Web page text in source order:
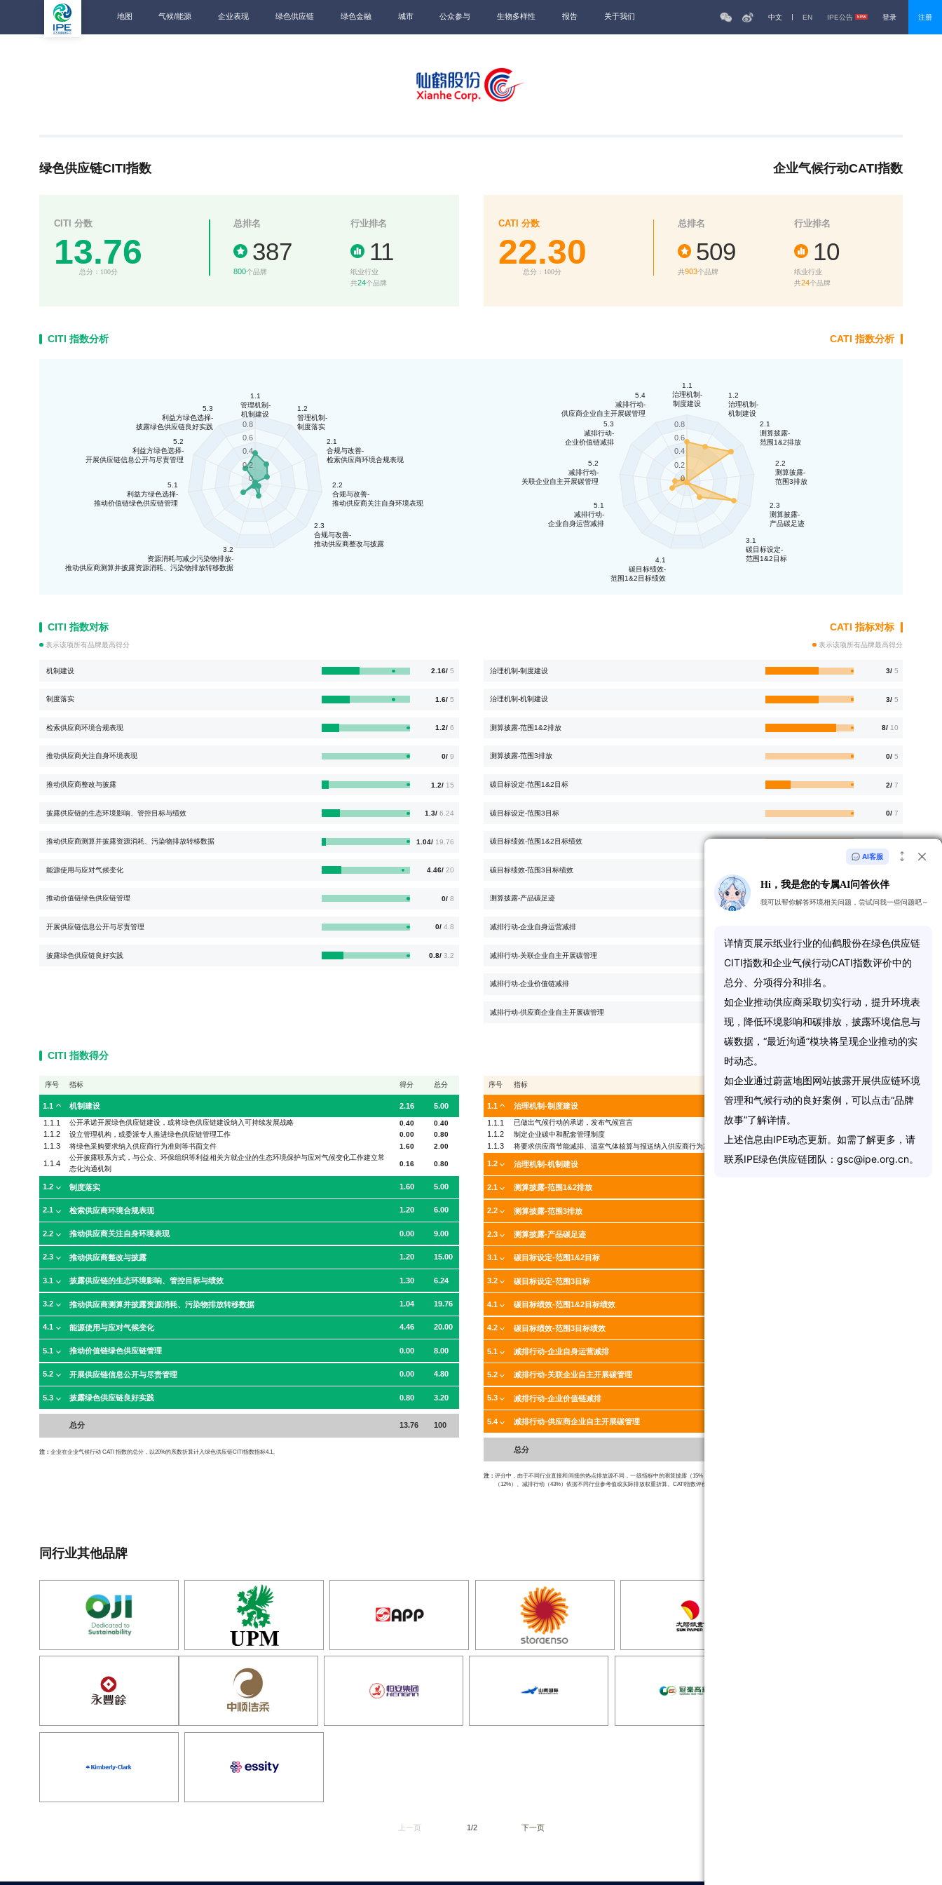
地图 气候/能源 企业表现 绿色供应链 绿色金融 城市 公众参与 生物多样性 报告 关于我们 中文 EN IPE公告 登录 注册
绿色供应链CITI指数 企业气候行动CATI指数
CITI 分数
13.76
总分：100分
总排名
387
800个品牌
行业排名
11
纸业行业
共24个品牌
CATI 分数
22.30
总分：100分
总排名
509
共903个品牌
行业排名
10
纸业行业
共24个品牌
CITI 指数分析 CATI 指数分析
1.1
管理机制-
机制建设
1.2
管理机制-
制度落实
2.1
合规与改善-
检索供应商环境合规表现
2.2
合规与改善-
推动供应商关注自身环境表现
2.3
合规与改善-
推动供应商整改与披露
3.2
资源消耗与减少污染物排放-
推动供应商测算并披露资源消耗、污染物排放转移数据
5.1
利益方绿色选择-
推动价值链绿色供应链管理
5.2
利益方绿色选择-
开展供应链信息公开与尽责管理
5.3
利益方绿色选择-
披露绿色供应链良好实践
0
0.2
0.4
0.6
0.8
1.1
治理机制-
制度建设
1.2
治理机制-
机制建设
2.1
测算披露-
范围1&2排放
2.2
测算披露-
范围3排放
2.3
测算披露-
产品碳足迹
3.1
碳目标设定-
范围1&2目标
4.1
碳目标绩效-
范围1&2目标绩效
5.1
减排行动-
企业自身运营减排
5.2
减排行动-
关联企业自主开展碳管理
5.3
减排行动-
企业价值链减排
5.4
减排行动-
供应商企业自主开展碳管理
0
0.2
0.4
0.6
0.8
CITI 指数对标 CATI 指标对标
表示该项所有品牌最高得分
机制建设 2.16/ 5
制度落实 1.6/ 5
检索供应商环境合规表现 1.2/ 6
推动供应商关注自身环境表现 0/ 9
推动供应商整改与披露 1.2/ 15
披露供应链的生态环境影响、管控目标与绩效 1.3/ 6.24
推动供应商测算并披露资源消耗、污染物排放转移数据 1.04/ 19.76
能源使用与应对气候变化 4.46/ 20
推动价值链绿色供应链管理 0/ 8
开展供应链信息公开与尽责管理 0/ 4.8
披露绿色供应链良好实践 0.8/ 3.2
表示该项所有品牌最高得分
治理机制-制度建设 3/5
治理机制-机制建设 3/5
测算披露-范围1&2排放 8/10
测算披露-范围3排放 0/5
碳目标设定-范围1&2目标 2/7
碳目标设定-范围3目标 0/7
碳目标绩效-范围1&2目标绩效
碳目标绩效-范围3目标绩效
测算披露-产品碳足迹 4.5/ 6
减排行动-企业自身运营减排
减排行动-关联企业自主开展碳管理
减排行动-企业价值链减排
减排行动-供应商企业自主开展碳管理
CITI 指数得分
序号 指标 得分 总分
1.1 机制建设 2.16
5.00
1.1.1
公开承诺开展绿色供应链建设，或将绿色供应链建设纳入可持续发展战略 0.40 0.40
1.1.2 设立管理机构，或委派专人推进绿色供应链管理工作 0.00 0.80
1.1.3 将绿色采购要求纳入供应商行为准则等书面文件 1.60 2.00
1.1.4
公开披露联系方式，与公众、环保组织等利益相关方就企业的生态环境保护与应对气候变化工作建立常
态化沟通机制
0.16 0.80
1.2 制度落实 1.60 5.00
2.1 检索供应商环境合规表现 1.20 6.00
2.2 推动供应商关注自身环境表现 0.00 9.00
2.3 推动供应商整改与披露 1.20 15.00
3.1 披露供应链的生态环境影响、管控目标与绩效 1.30 6.24
3.2 推动供应商测算并披露资源消耗、污染物排放转移数据 1.04 19.76
4.1 能源使用与应对气候变化 4.46 20.00
5.1 推动价值链绿色供应链管理 0.00 8.00
5.2 开展供应链信息公开与尽责管理 0.00 4.80
5.3 披露绿色供应链良好实践 0.80 3.20
总分 13.76 100
注： 企业在企业气候行动 CATI 指数的总分，以20%的系数折算计入绿色供应链CITI指数指标4.1。
序号 指标 得分 总分
1.1 治理机制-制度建设 3.00
5.00
1.1.1
已做出气候行动的承诺，发布气候宣言
1.1.2 制定企业碳中和配套管理制度 1.00 1.00
1.1.3 将要求供应商节能减排、温室气体核算与报送纳入供应商行为准则等书面文件 0.00 2.00
1.2 治理机制-机制建设 3.00 5.00
2.1 测算披露-范围1&2排放
2.2 测算披露-范围3排放
2.3 测算披露-产品碳足迹
3.1 碳目标设定-范围1&2目标
3.2 碳目标设定-范围3目标
4.1 碳目标绩效-范围1&2目标绩效
4.2 碳目标绩效-范围3目标绩效
5.1 减排行动-企业自身运营减排
5.2 减排行动-关联企业自主开展碳管理
5.3 减排行动-企业价值链减排
5.4 减排行动-供应商企业自主开展碳管理
总分
注： 评分中，由于不同行业直接和间接的热点排放源不同，一级指标中的测算披露（15%，产品碳足迹指标2.3.1（6%）不纳入折算）、碳目标设定（14%）、碳目标绩效
（12%）、减排行动（43%）依据不同行业参考值或实际排放权重折算。CATI指数评价权重参考值详见
同行业其他品牌
上一页 1/2 下一页
AI客服
Hi，我是您的专属AI问答伙伴
我可以帮你解答环境相关问题，尝试问我一些问题吧～
详情页展示纸业行业的仙鹤股份在绿色供应链
CITI指数和企业气候行动CATI指数评价中的
总分、 分项得分和排名 。
如企业推动供应商采取切实行动 ， 提升环境表
现， 降低环境影响和碳排放， 披露环境信息与
碳数据， “最近沟通”模块将呈现企业推动的实
时动态。
如企业通过蔚蓝地图网站披露开展供应链环境
管理和气候行动的良好案例 ， 可以 点击“品牌
故事”了解详情。
上述信息由IPE动态更新。 如需了解更多 ， 请
联系IPE绿色供应链团队 ： gsc@ipe.org.cn。